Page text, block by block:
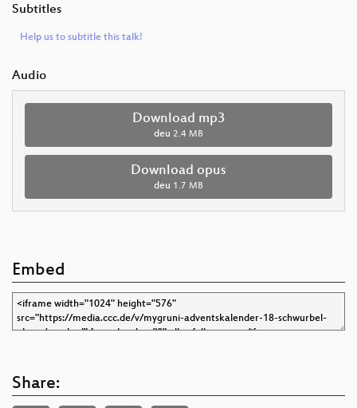
Subtitles
Help us to subtitle this talk!
Audio
Download mp3
deu 2.4 MB
Download opus
deu 1.7 MB
Embed
Share: